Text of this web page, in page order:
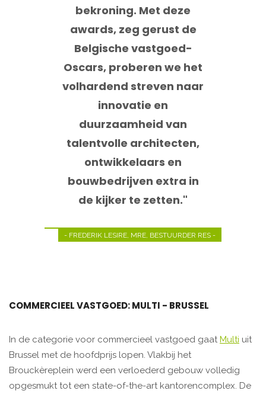
bekroning. Met deze
awards, zeg gerust de
Belgische vastgoed-
Oscars, proberen we het
volhardend streven naar
innovatie en
duurzaamheid van
talentvolle architecten,
ontwikkelaars en
bouwbedrijven extra in
de kijker te zetten."
- FREDERIK LESIRE, MRE, BESTUURDER RES -
COMMERCIEEL VASTGOED: MULTI - BRUSSEL
In de categorie voor commercieel vastgoed gaat Multi uit
Brussel met de hoofdprijs lopen. Vlakbij het
Brouckèreplein werd een verloederd gebouw volledig
opgesmukt tot een state-of-the-art kantorencomplex. De